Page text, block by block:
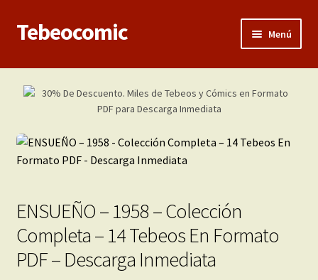
Ir
Ir
al
Tebeocomic Menú
Inicio
menú
Franco-Belga
Porno 3D
Inéditas
ENSUEÑO – 1958 – Colección
Completa – 14 Tebeos En Formato
PDF – Descarga Inmediata